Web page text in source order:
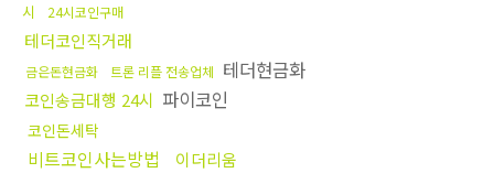
시
24시코인구매
테더코인직거래
금은돈현금화 트론 리플 전송업체 테더현금화
코인송금대행 24시 파이코인
코인돈세탁
비트코인사는방법 이더리움